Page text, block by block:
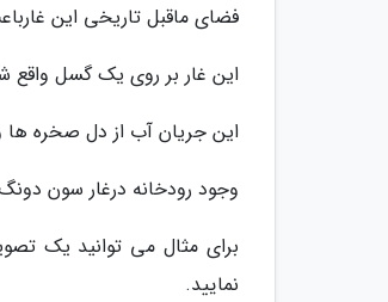
فضای ماقبل تاریخی این
این غار بر روی یک گسل واقع
این جریان آب از دل صخره
وجود رودخانه درغار سون
برای مثال می توانید یک
نمایید.